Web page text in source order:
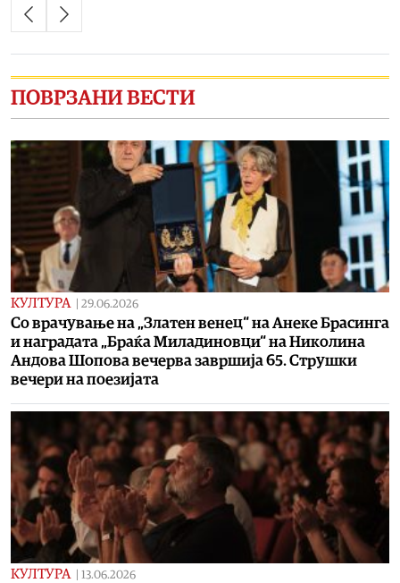
ПОВРЗАНИ ВЕСТИ
КУЛТУРА 29.06.2026
Со врачување на „Златен венец“ на Анеке Брасинга
и наградата „Браќа Миладиновци“ на Николина
Андова Шопова вечерва завршија 65. Струшки
вечери на поезијата
КУЛТУРА 13.06.2026